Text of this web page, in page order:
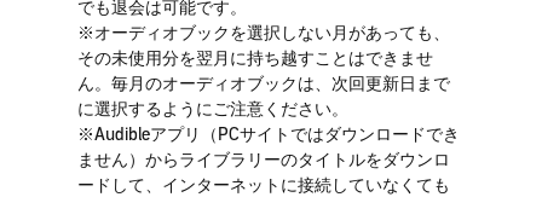
でも退会は可能です。
※オーディオブックを選択しない月があっても、
その未使用分を翌月に持ち越すことはできませ
ん。毎月のオーディオブックは、次回更新日まで
に選択するようにご注意ください。
※Audibleアプリ（PCサイトではダウンロードでき
ません）からライブラリーのタイトルをダウンロ
ードして、インターネットに接続していなくても